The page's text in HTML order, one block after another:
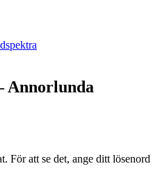
Annorlunda
För att se det, ange ditt lösenord